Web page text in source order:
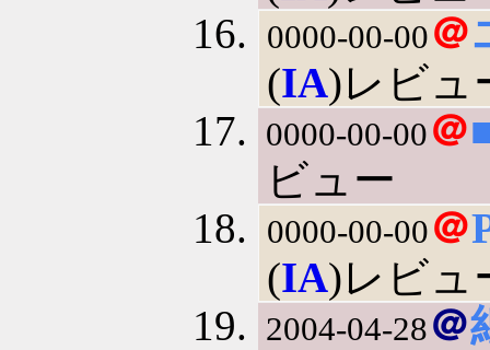
0000-00-00＠
(IA)レビュ
0000-00-00＠
ビュー
0000-00-00＠
(IA)レビュ
2004-04-28＠